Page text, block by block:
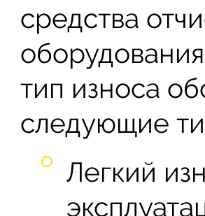
средства
тип износа
следующие
Легкий